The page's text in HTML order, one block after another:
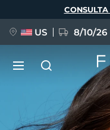
principal
US 8/10/26
NOVIDADE
Idioma